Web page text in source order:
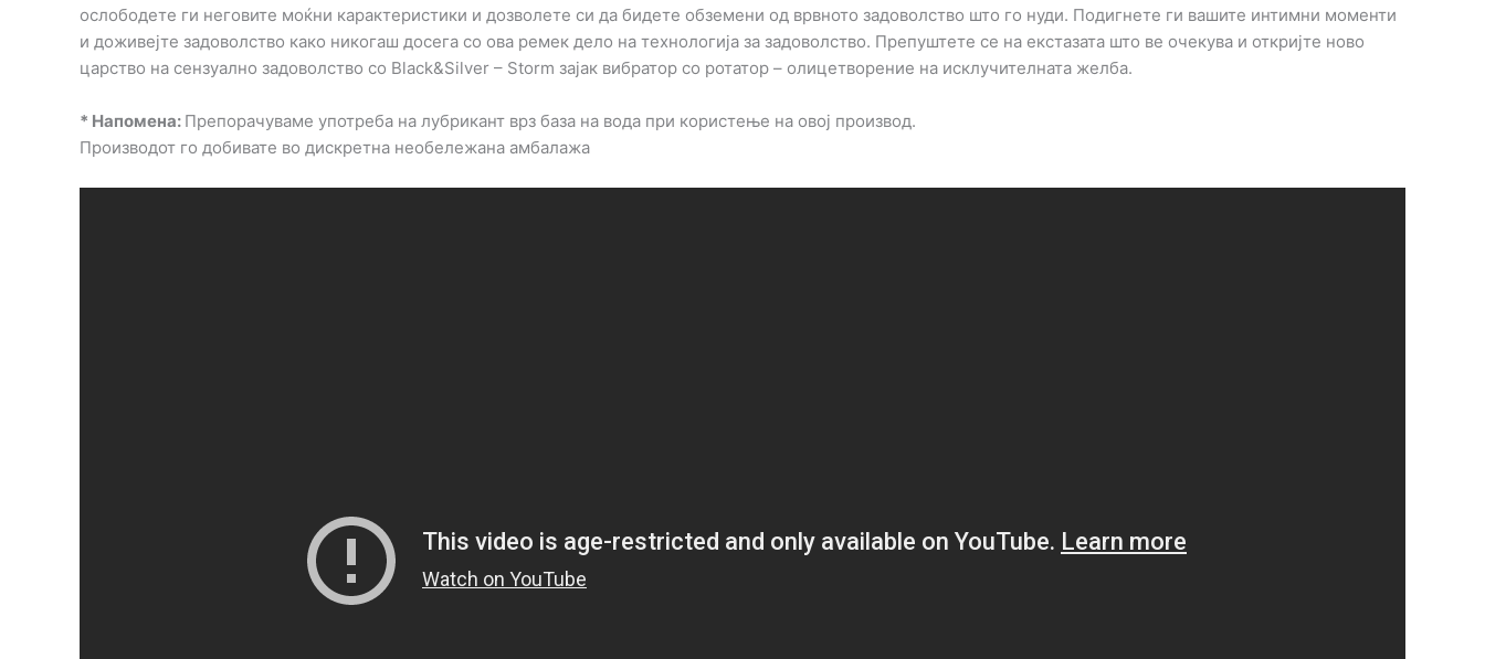
ослободете ги неговите моќни карактеристики и дозволете си да бидете обземени од врвното задоволство што го нуди. Подигнете ги вашите интимни моменти
и доживејте задоволство како никогаш досега со ова ремек дело на технологија за задоволство. Препуштете се на екстазата што ве очекува и откријте ново
царство на сензуално задоволство со Black&Silver – Storm зајак вибратор со ротатор – олицетворение на исклучителната желба.
* Напомена: Препорачуваме употреба на лубрикант врз база на вода при користење на овој производ.
Производот го добивате во дискретна необележана амбалажа